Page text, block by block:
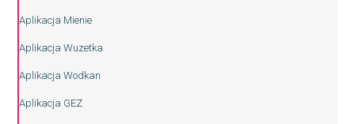
Aplikacja Mienie
Aplikacja Wuzetka
Aplikacja Wodkan
Aplikacja GEZ